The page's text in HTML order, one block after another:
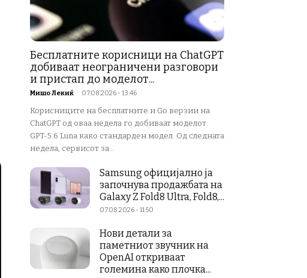
Бесплатните корисници на ChatGPT
добиваат неограничени разговори
и пристап до моделот...
Мишо Лекиќ - 07.08.2026 - 13:46
Корисниците на бесплатните и Go верзии на
ChatGPT од оваа недела го добиваат моделот
GPT-5.6 Luna како стандарден модел. Од следната
недела, сервисот за...
Samsung официјално ја
започнува продажбата на
Galaxy Z Fold8 Ultra, Fold8,...
07.08.2026 - 11:50
Нови детали за
паметниот звучник на
OpenAI откриваат
големина како плочка...